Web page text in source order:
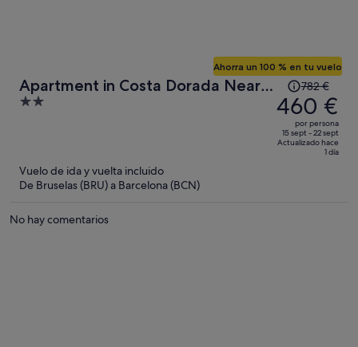
Apartment in Costa Dorada Near
the Beach
2
Ahorra un 100 % en tu vuelo
precio
era
de
782 €,
782 €
460 €
por persona
15 sept - 22 sept
Actualizado hace
1 día
Vuelo de ida y vuelta incluido
De Bruselas (BRU) a Barcelona (BCN)
No hay comentarios